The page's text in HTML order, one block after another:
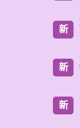
新
新
新